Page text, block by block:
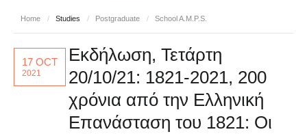
Home / Studies / Postgraduate / School A.M.P.S.
17 OCT
2021
Εκδήλωση, Τετάρτη
20/10/21: 1821-2021, 200
χρόνια από την Ελληνική
Επανάσταση του 1821: Οι